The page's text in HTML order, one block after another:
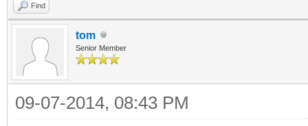
Find
tom
Senior Member
09-07-2014, 08:43 PM